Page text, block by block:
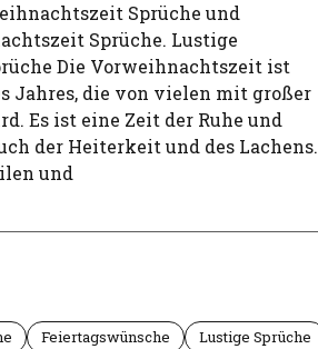
Sprüche und
Sprüche. Lustige
Die Vorweihnachtszeit ist
Jahres, die von vielen mit großer
Es ist eine Zeit der Ruhe und
der Heiterkeit und des Lachens.
und
Feiertagswünsche Lustige Sprüche